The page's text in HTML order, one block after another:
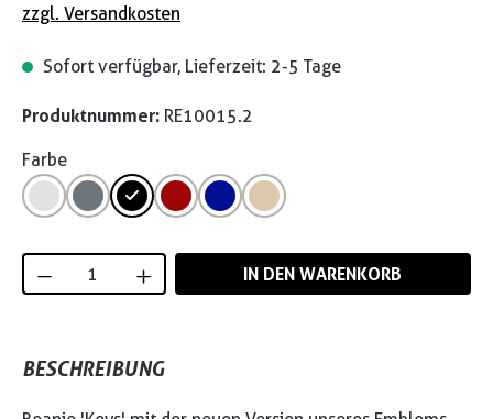
zzgl. Versandkosten
Sofort verfügbar, Lieferzeit: 2-5 Tage
Produktnummer: RE10015.2
Farbe
Produkt Anzahl: Gib den gewünschten
IN DEN WARENKORB
BESCHREIBUNG